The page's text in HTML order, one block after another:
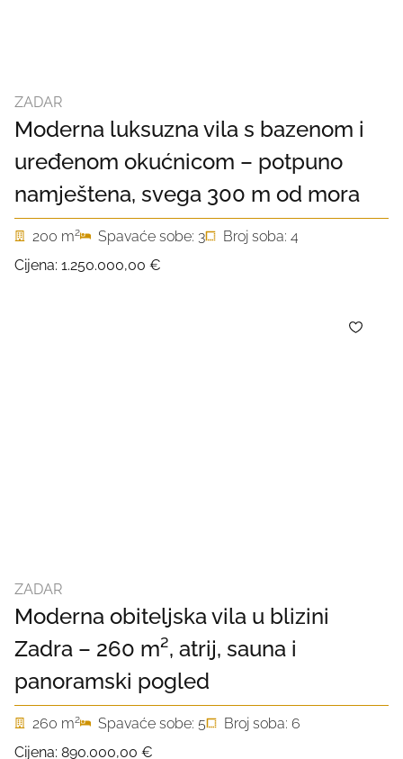
ZADAR
Moderna luksuzna vila s bazenom i
uređenom okućnicom – potpuno
namještena, svega 300 m od mora
200 m2 Spavaće sobe: 3
Broj soba: 4
Cijena: 1.250.000,00 €
ZADAR
Moderna obiteljska vila u blizini
Zadra – 260 m², atrij, sauna i
panoramski pogled
260 m2 Spavaće sobe: 5
Broj soba: 6
Cijena: 890.000,00 €